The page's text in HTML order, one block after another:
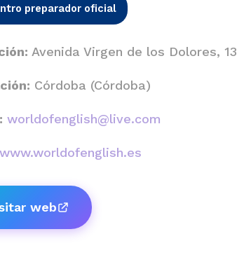
preparador oficial
Avenida Virgen de los Dolores, 13
Córdoba (Córdoba)
worldofenglish@live.com
www.worldofenglish.es
web